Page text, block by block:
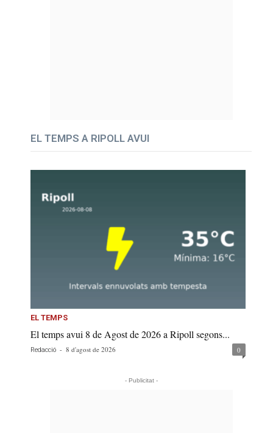
EL TEMPS A RIPOLL AVUI
EL TEMPS
El temps avui 8 de Agost de 2026 a Ripoll segons...
Redacció - 8 d'agost de 2026 0
- Publicitat -